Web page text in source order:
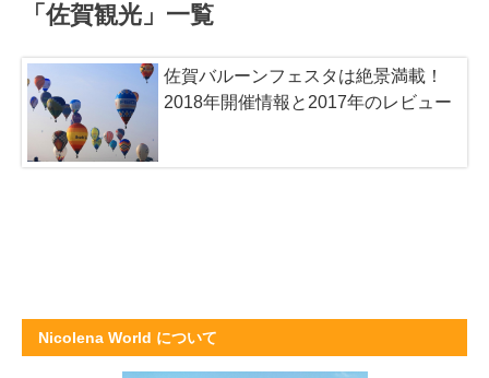
「佐賀観光」一覧
佐賀バルーンフェスタは絶景満載！
2018年開催情報と2017年のレビュー
Nicolena World について